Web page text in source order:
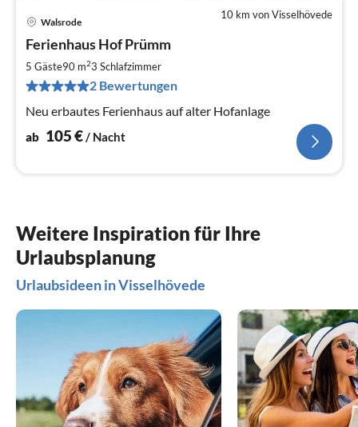
10 km von Visselhövede
Walsrode
Ferienhaus Hof Prümm
5 Gäste90 m23 Schlafzimmer
2 Bewertungen
Neu erbautes Ferienhaus auf alter Hofanlage
ab 105€/ Nacht
Weitere Inspiration für Ihre
Urlaubsplanung
Urlaubsideen in Visselhövede